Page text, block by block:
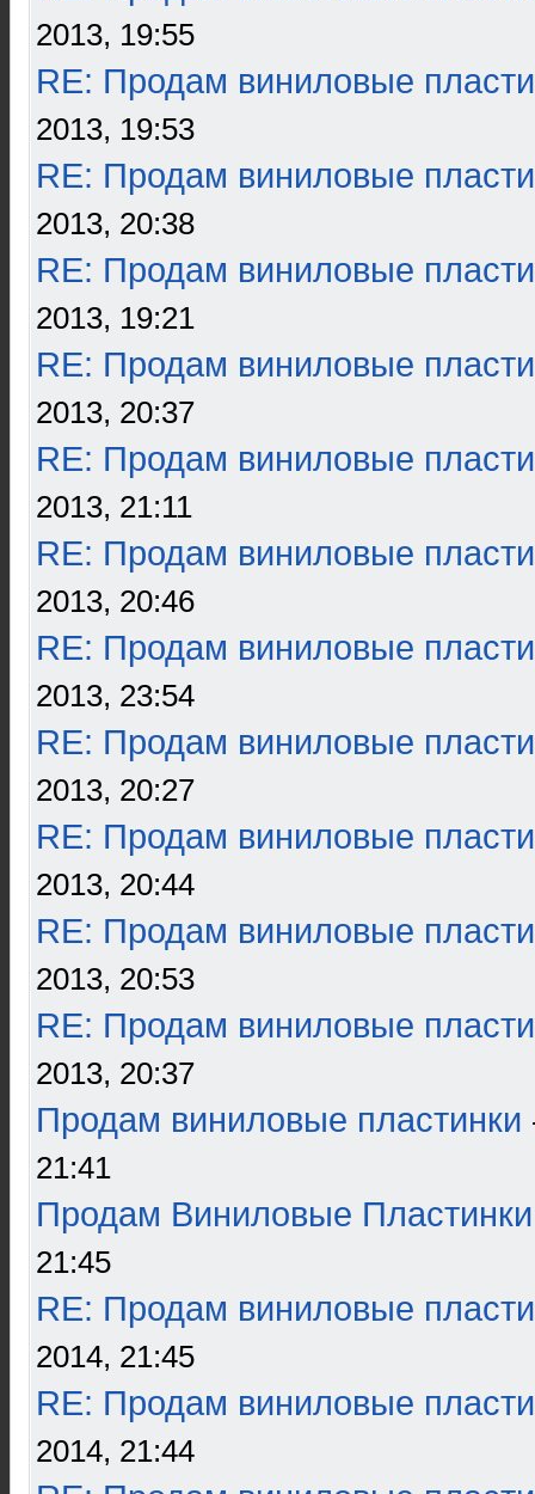
2013, 19:55
RE: Продам виниловые
2013, 19:53
RE: Продам виниловые
2013, 20:38
RE: Продам виниловые
2013, 19:21
RE: Продам виниловые
2013, 20:37
RE: Продам виниловые
2013, 21:11
RE: Продам виниловые
2013, 20:46
RE: Продам виниловые
2013, 23:54
RE: Продам виниловые
2013, 20:27
RE: Продам виниловые
2013, 20:44
RE: Продам виниловые
2013, 20:53
RE: Продам виниловые
2013, 20:37
Продам виниловые пластинки
21:41
Продам Виниловые Пластинки
21:45
RE: Продам виниловые
2014, 21:45
RE: Продам виниловые
2014, 21:44